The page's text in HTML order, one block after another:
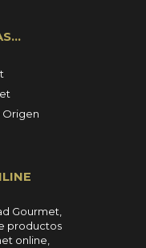
Origen
Gourmet,
productos
online,